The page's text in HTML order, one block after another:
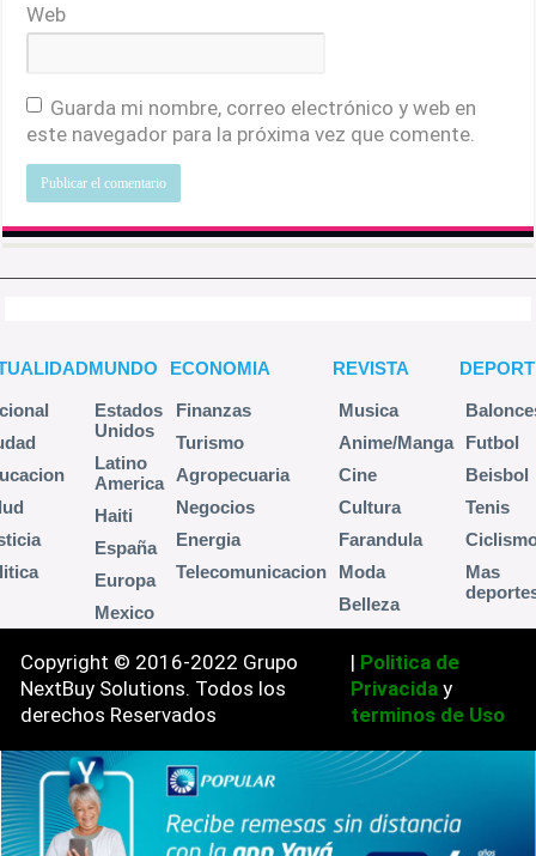
Web
Guarda mi nombre, correo electrónico y web en
este navegador para la próxima vez que comente.
MUNDO
Estados
Unidos
Latino
America
Haiti
España
Europa
Mexico
ECONOMIA
Finanzas
Turismo
Agropecuaria
Negocios
Energia
Telecomunicacion
REVISTA
Musica
Anime/Manga
Cine
Cultura
Farandula
Moda
Belleza
Futbol
Beisbol
Tenis
Mas
Copyright © 2016-2022 Grupo
NextBuy Solutions. Todos los
derechos Reservados
| Politica de
Privacida y
terminos de Uso